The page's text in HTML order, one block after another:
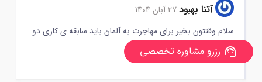
آتنا بهبود27 آبان 1404
سلام وقتتون بخیر برای مهاجرت به آلمان باید سابقه ی کاری دو
سال یا سه سال باشه؟
support_agent رزرو مشاوره تخصصی